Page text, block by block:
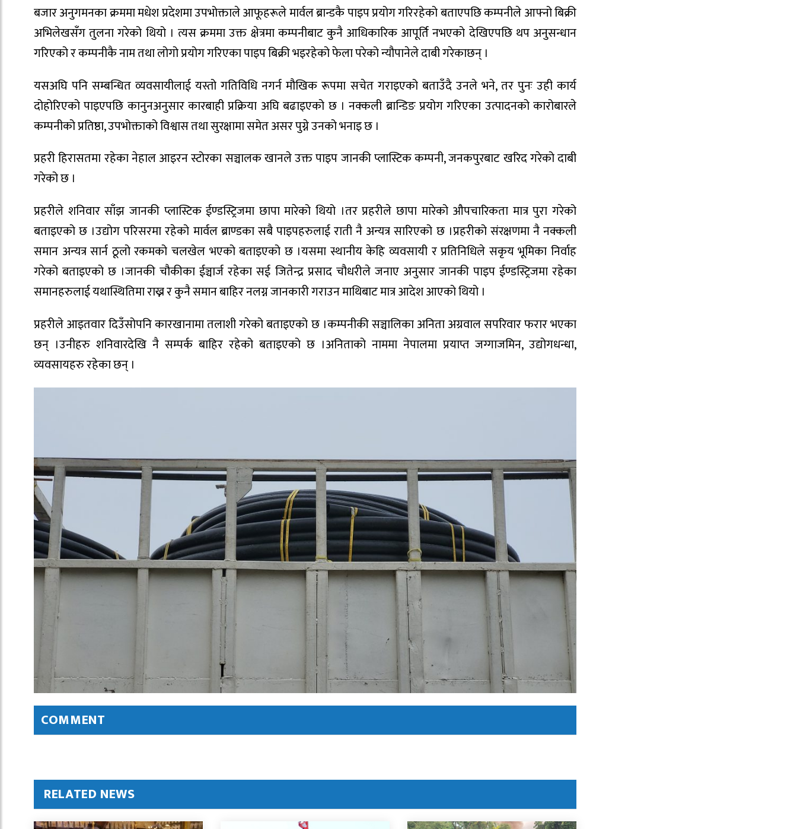
बजार अनुगमनका क्रममा मधेश प्रदेशमा उपभोक्ताले आफूहरूले मार्वल ब्रान्डकै पाइप प्रयोग गरिरहेको बताएपछि कम्पनीले आफ्नो बिक्री
अभिलेखसँग तुलना गरेको थियो । त्यस क्रममा उक्त क्षेत्रमा कम्पनीबाट कुनै आधिकारिक आपूर्ति नभएको देखिएपछि थप अनुसन्धान
गरिएको र कम्पनीकै नाम तथा लोगो प्रयोग गरिएका पाइप बिक्री भइरहेको फेला परेको न्यौपानेले दाबी गरेकाछन् ।
यसअघि पनि सम्बन्धित व्यवसायीलाई यस्तो गतिविधि नगर्न मौखिक रूपमा सचेत गराइएको बताउँदै उनले भने, तर पुनः उही कार्य
दोहोरिएको पाइएपछि कानुनअनुसार कारबाही प्रक्रिया अघि बढाइएको छ । नक्कली ब्रान्डिङ प्रयोग गरिएका उत्पादनको कारोबारले
कम्पनीको प्रतिष्ठा, उपभोक्ताको विश्वास तथा सुरक्षामा समेत असर पुग्ने उनको भनाइ छ ।
प्रहरी हिरासतमा रहेका नेहाल आइरन स्टोरका सञ्चालक खानले उक्त पाइप जानकी प्लास्टिक कम्पनी, जनकपुरबाट खरिद गरेको दाबी
गरेको छ ।
प्रहरीले शनिवार साँझ जानकी प्लास्टिक ईण्डस्ट्रिजमा छापा मारेको थियो ।तर प्रहरीले छापा मारेको औपचारिकता मात्र पुरा गरेको
बताइएको छ ।उद्योग परिसरमा रहेको मार्वल ब्राण्डका सबै पाइपहरुलाई राती नै अन्यत्र सारिएको छ ।प्रहरीको संरक्षणमा नै नक्कली
समान अन्यत्र सार्न ठूलो रकमको चलखेल भएको बताइएको छ ।यसमा स्थानीय केहि व्यवसायी र प्रतिनिधिले सकृय भूमिका निर्वाह
गरेको बताइएको छ ।जानकी चौकीका ईञ्चार्ज रहेका सई जितेन्द्र प्रसाद चौधरीले जनाए अनुसार जानकी पाइप ईण्डस्ट्रिजमा रहेका
समानहरुलाई यथास्थितिमा राख्न र कुनै समान बाहिर नलग्न जानकारी गराउन माथिबाट मात्र आदेश आएको थियो ।
प्रहरीले आइतवार दिउँसोपनि कारखानामा तलाशी गरेको बताइएको छ ।कम्पनीकी सञ्चालिका अनिता अग्रवाल सपरिवार फरार भएका
छन् ।उनीहरु शनिवारदेखि नै सम्पर्क बाहिर रहेको बताइएको छ ।अनिताको नाममा नेपालमा प्रयाप्त जग्गाजमिन, उद्योगधन्धा,
व्यवसायहरु रहेका छन् ।
COMMENT
RELATED NEWS